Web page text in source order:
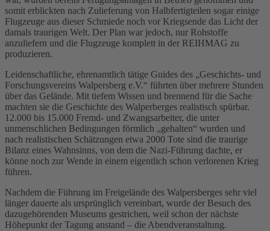
somit erblickten nach Zulieferung von Halbfertigteilen sogar einige
Flugzeuge aus dieser Schmiede noch vor Kriegsende das Licht der
damals traurigen Welt. Der Plan war jedoch, nur Rohstoffe
anzuliefern und die Flugzeuge komplett in der REIHMAG zu
produzieren.
Leidenschaftliche, ehrenamtlich tätige Guides des „Geschichts- und
Forschungsvereins Walpersberg e.V.“ führten über mehrere Stunden
über das Gelände. Mit tiefem Wissen und brennend für die Sache
machten sie die Geschichte des Walperberges realistisch spürbar.
12.000 bis 15.000 Fremd- und Zwangsarbeiter, die unter
unmenschlichen Bedingungen förmlich „gehalten“ wurden und
nach realistischen Schätzungen etwa 2000 Tote sind die traurige
Bilanz eines Wahnsinns, von dem die Nazi-Führung dachte, er
könne noch zur Wende in einem eigentlich schon verlorenen Krieg
führen.
Nachdem die Führung im Freigelände des Walpersberges sehr viel
länger dauerte als ursprünglich vereinbart, wurde der Besuch des
dazugehörenden Museums gestrichen, weil schon der nächste
Höhepunkt der Tagung anstand – die Abendveranstaltung.